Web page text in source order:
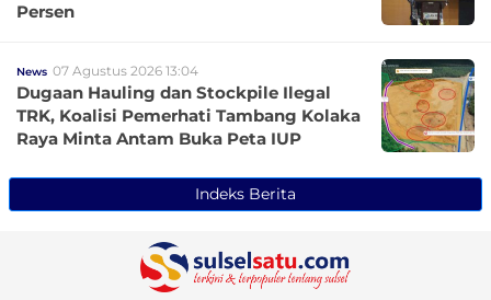
Persen
News 07 Agustus 2026 13:04
Dugaan Hauling dan Stockpile Ilegal
TRK, Koalisi Pemerhati Tambang Kolaka
Raya Minta Antam Buka Peta IUP
Indeks Berita